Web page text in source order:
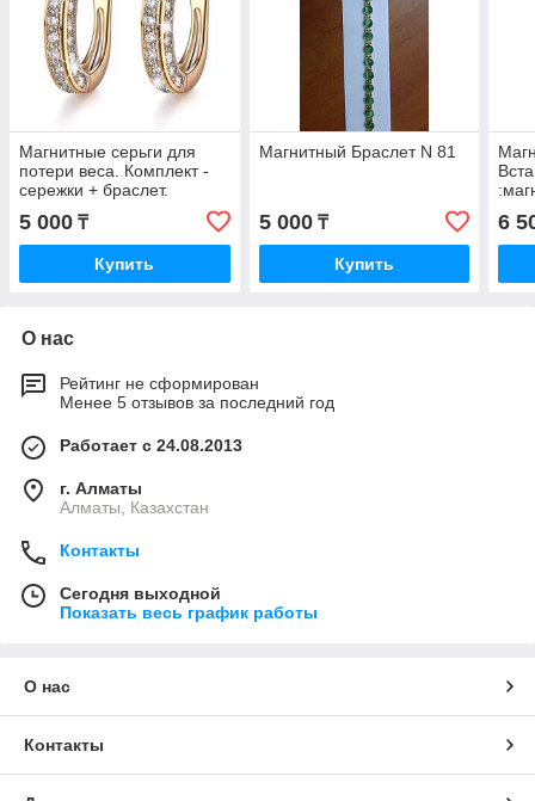
Магнитные серьги для
потери веса. Комплект -
сережки + браслет.
5 000 ₸
Купить
Магнитный Браслет N 81
5 000₸
Купить
6
О нас
Рейтинг не сформирован
Менее 5 отзывов за последний год
Работает с 24.08.2013
г. Алматы
Алматы, Казахстан
Контакты
Сегодня выходной
Показать весь график работы
О нас
Контакты